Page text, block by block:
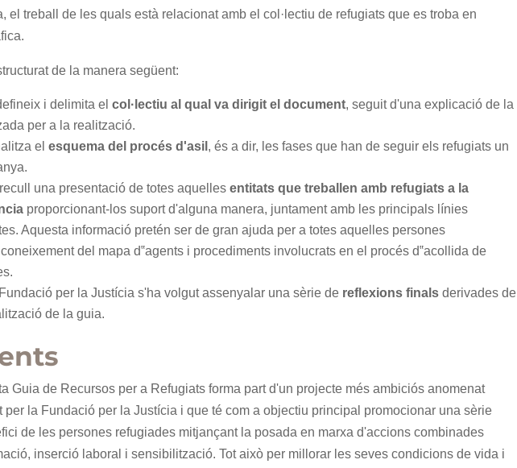
el treball de les quals està relacionat amb el col·lectiu de refugiats que es troba en
de la manera següent:
i delimita elcol·lectiu al qual va dirigit el document, seguit d'una explicació de la
per a la realització.
elesquema del procés d'asil , és a dir, les fases que han de seguir els refugiats un
una presentació de totes aquellesentitats que treballen amb refugiats a la
proporcionant-los suport d'alguna manera, juntament amb les principals línies
Aquesta informació pretén ser de gran ajuda per a totes aquelles persones
del mapa d‟agents i procediments involucrats en el procés d‟acollida de
per la Justícia s'ha volgut assenyalar una sèrie de reflexions finals derivades de
de la guia.
Guia de Recursos per a Refugiats forma part d'un projecte més ambiciós anomenat
per la Fundació per la Justícia i que té com a objectiu principal promocionar una sèrie
de les persones refugiades mitjançant la posada en marxa d'accions combinades
inserció laboral i sensibilització. Tot això per millorar les seves condicions de vida i